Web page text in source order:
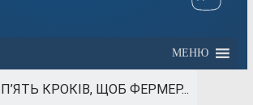
МЕНЮ
П’ЯТЬ КРОКІВ, ЩОБ ФЕРМЕР...